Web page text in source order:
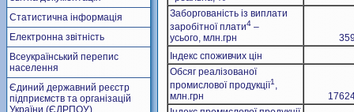
Статистична інформація
Електронна звітність
Всеукраїнський перепис
населення
Єдиний державний реєстр
підприємств та організацій
України (ЄДРПОУ)
Заборгованість із виплати
заробітної плати4 –
усього, млн.грн
Індекс споживчих цін
Обсяг реалізованої
промислової продукції1 ,
млн.грн